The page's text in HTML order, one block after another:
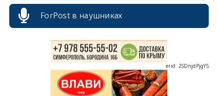
ForPost в наушниках
erid: 2SDnjdPjgYS